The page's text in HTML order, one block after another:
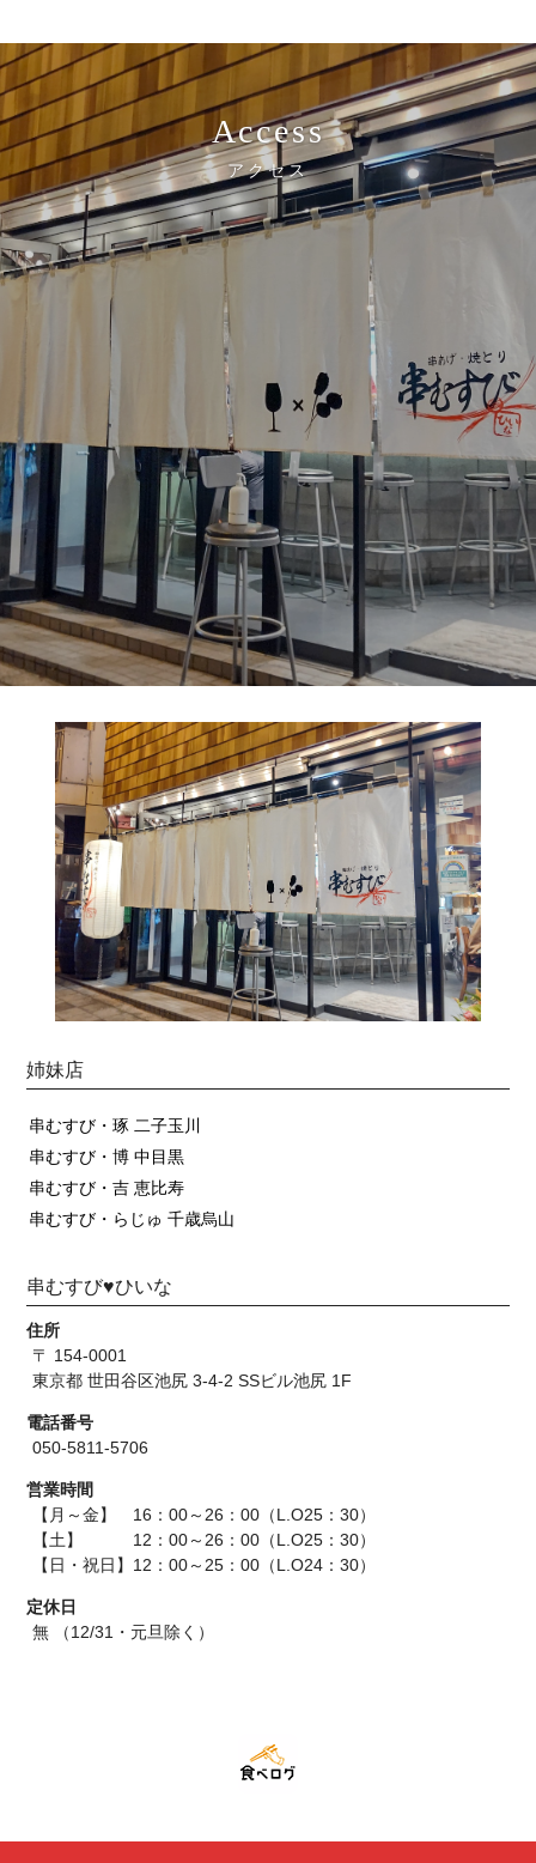
Access
アクセス
姉妹店
串むすび・琢 二子玉川
串むすび・博 中目黒
串むすび・吉 恵比寿
串むすび・らじゅ 千歳烏山
串むすび♥ひいな
住所
〒 154-0001
東京都 世田谷区池尻 3-4-2 SSビル池尻 1F
電話番号
050-5811-5706
営業時間
【月～金】 16：00～26：00（L.O25：30）
【土】 12：00～26：00（L.O25：30）
【日・祝日】12：00～25：00（L.O24：30）
定休日
無 （12/31・元旦除く）